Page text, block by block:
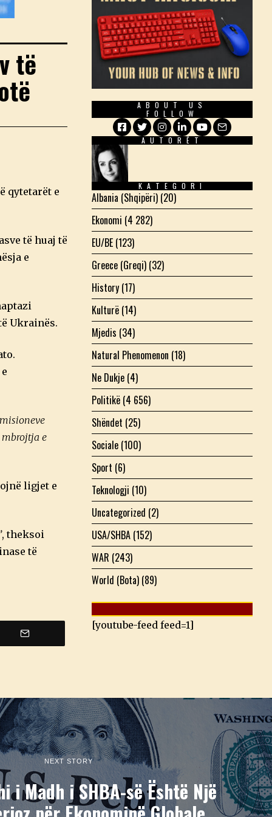
të
qytetarët e
të huaj të
e
Ukrainës.
mbrojtja e
ligjet e
, theksoi
të
ABOUT US
FOLLOW
Facebook
TwitterInstagram
LinkedIn
YouTube
Email
AUTORËT
KATEGORI
Albania (Shqipëri) (20)
Ekonomi (4 282)
EU/BE (123)
Greece (Greqi) (32)
History (17)
Kulturë (14)
Mjedis (34)
Natural Phenomenon (18)
Ne Dukje (4)
Politikë (4 656)
Shëndet (25)
Sociale (100)
Sport (6)
Teknologji (10)
Uncategorized (2)
USA/SHBA (152)
WAR (243)
World (Bota) (89)
[youtube-feed feed=1]
NEXT STORY
i Madh i SHBA-së Është Një